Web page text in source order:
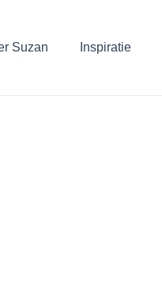
Suzan Inspiratie